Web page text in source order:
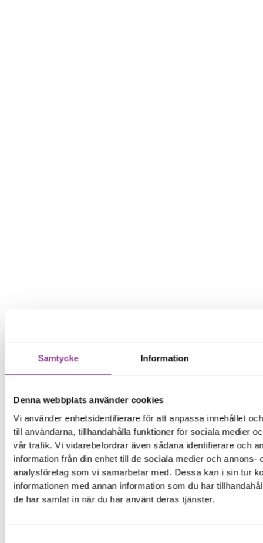
Samtycke Information
Denna webbplats använder cookies
Vi använder enhetsidentifierare för att anpassa innehållet
till användarna, tillhandahålla funktioner för sociala medier
vår trafik. Vi vidarebefordrar även sådana identifierare och
information från din enhet till de sociala medier och annons-
analysföretag som vi samarbetar med. Dessa kan i sin tur
informationen med annan information som du har
de har samlat in när du har använt deras tjänster.